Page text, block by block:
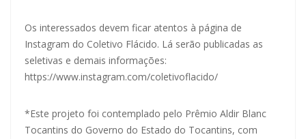
Os interessados devem ficar atentos à página de
Instagram do Coletivo Flácido. Lá serão publicadas as
seletivas e demais informações:
https://www.instagram.com/coletivoflacido/
*Este projeto foi contemplado pelo Prêmio Aldir Blanc
Tocantins do Governo do Estado do Tocantins, com